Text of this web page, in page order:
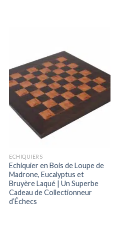
ECHIQUIERS
Echiquier en Bois de Loupe de
Madrone, Eucalyptus et
Bruyère Laqué | Un Superbe
Cadeau de Collectionneur
d’Échecs